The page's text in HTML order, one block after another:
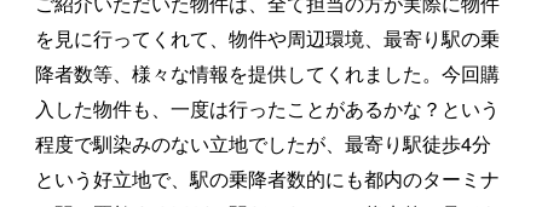
を見に行ってくれて、物件や周辺環境、最寄り駅の乗
降者数等、様々な情報を提供してくれました。今回購
入した物件も、一度は行ったことがあるかな？という
程度で馴染みのない立地でしたが、最寄り駅徒歩4分
という好立地で、駅の乗降者数的にも都内のターミナ